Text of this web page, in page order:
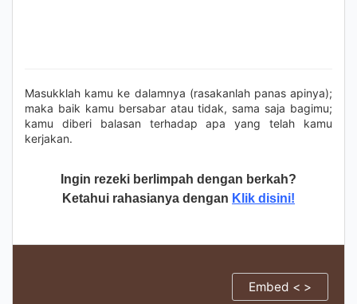
Masukklah kamu ke dalamnya (rasakanlah panas apinya);
maka baik kamu bersabar atau tidak, sama saja bagimu;
kamu diberi balasan terhadap apa yang telah kamu
kerjakan.
Ingin rezeki berlimpah dengan berkah?
Ketahui rahasianya dengan Klik disini!
Embed < >